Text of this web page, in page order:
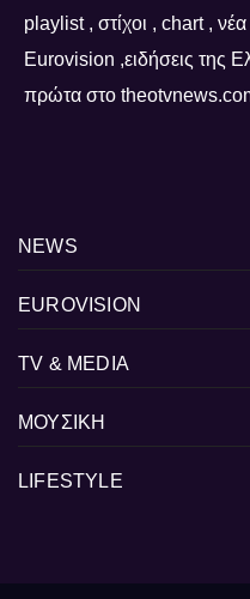
playlist , στίχοι , chart ,
Eurovision ,ειδήσεις της
πρώτα στο
NEWS
EUROVISION
TV & MEDIA
ΜΟΥΣΙΚΗ
LIFESTYLE